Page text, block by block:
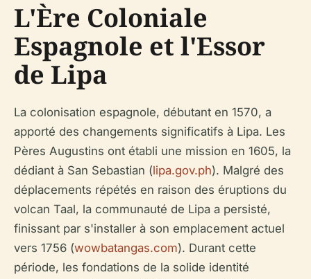
L'Ère Coloniale
Espagnole et l'Essor
de Lipa
La colonisation espagnole, débutant en 1570, a
apporté des changements significatifs à Lipa. Les
Pères Augustins ont établi une mission en 1605, la
dédiant à San Sebastian (lipa.gov.ph). Malgré des
déplacements répétés en raison des éruptions du
volcan Taal, la communauté de Lipa a persisté,
finissant par s'installer à son emplacement actuel
vers 1756 (wowbatangas.com). Durant cette
période, les fondations de la solide identité